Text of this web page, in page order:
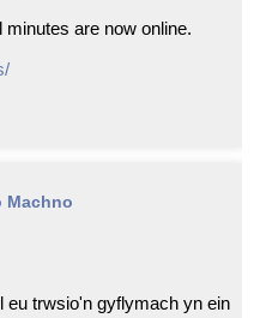
are now online.
Machno
eu trwsio'n gyflymach yn ein